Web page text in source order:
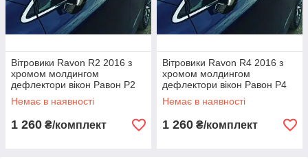
Вітровики Ravon R2 2016 з
хромом молдингом
дефлектори вікон Равон Р2
Немає в наявності
1 260 ₴/комплект
Вітровики Ravon R4 2016 з
хромом молдингом
дефлектори вікон Равон Р4
Немає в наявності
1 260 ₴/комплект